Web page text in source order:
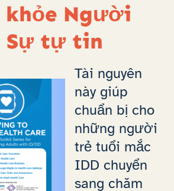
khỏe Người
tự tin
Tài nguyên
này giúp
chuẩn bị cho
những người
trẻ tuổi mắc
IDD chuyển
sang chăm